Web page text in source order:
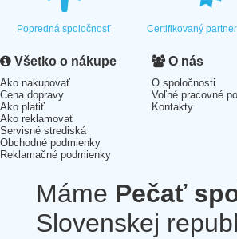
Popredná spoločnosť Certifikovaný partner
Všetko o nákupe
Ako nakupovať
Cena dopravy
Ako platiť
Ako reklamovať
Servisné strediská
Obchodné podmienky
Reklamačné podmienky
O nás
O spoločnosti
Voľné pracovné
Kontakty
Máme Pečať
Slovenskej